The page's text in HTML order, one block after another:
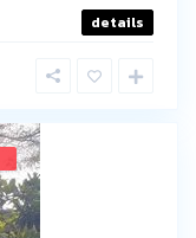
details